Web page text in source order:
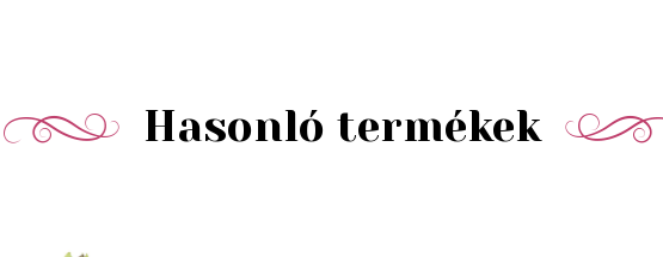
Hasonló termékek